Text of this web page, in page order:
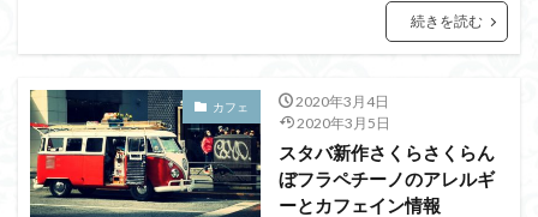
続きを読む
カフェ
2020年3月4日
2020年3月5日
スタバ新作さくらさくらん
ぼフラペチーノのアレルギ
ーとカフェイン情報